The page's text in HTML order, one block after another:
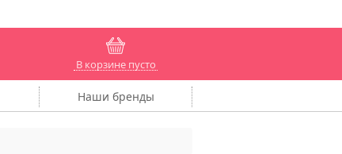
В корзине пусто
Наши бренды